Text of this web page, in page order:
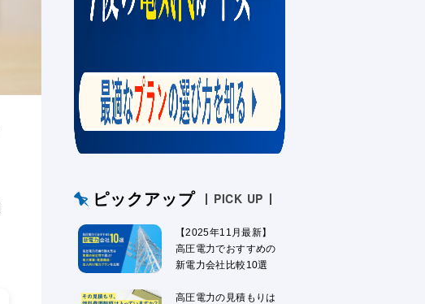
ピックアップ PICK UP
【2025年11月最新】
高圧電力でおすすめの
新電力会社比較10選
高圧電力の見積もりは